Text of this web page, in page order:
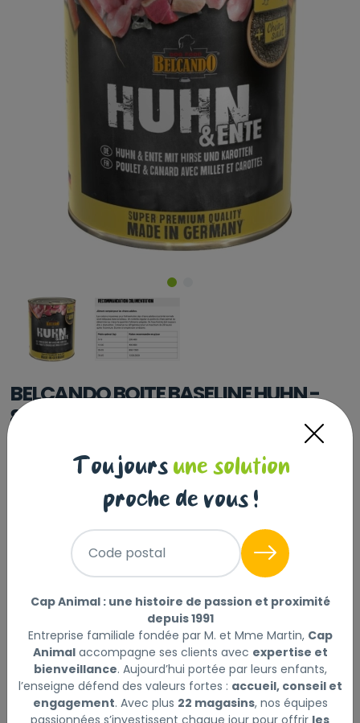
BELCANDO BOITE BASELINE HUHN -
800G
BELCANDO BOITE BASELINE HUHN - 800GLire la suite
Choisir mon magasin Sélectionner
69€) :
Non disponible en ligne
DescriptionLaisser un avis
Toujours une solution
proche de vous !
Code postal
Cap Animal : une histoire de passion et proximité
depuis 1991
Entreprise familiale fondée par M. et Mme Martin, Cap
Animalaccompagne ses clients avec expertise et
bienveillance. Aujourd’hui portée par leurs enfants,
l’enseigne défend des valeurs fortes : accueil, conseil et
engagement. Avec plus 22 magasins, nos équipes
passionnées s’investissent chaque jour pour offrir les